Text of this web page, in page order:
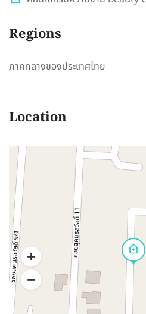
Regions
ภาคกลางของประเทศไทย
Location